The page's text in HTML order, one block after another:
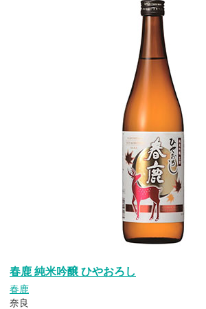
春鹿 純米吟醸 ひやおろし
春鹿
奈良